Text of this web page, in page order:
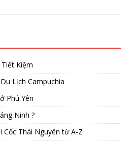
Kiệm
Lịch Campuchia
Phú Yên
Ninh ?
Cốc Thái Nguyên từ A-Z